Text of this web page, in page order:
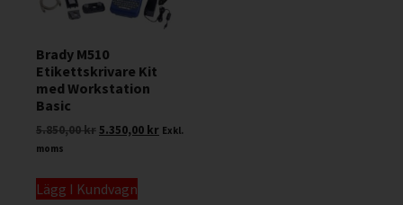
Brady M510
Etikettskrivare Kit
med Workstation
Basic
5.850,00kr5.350,00 kr Exkl.
moms
Lägg I Kundvagn